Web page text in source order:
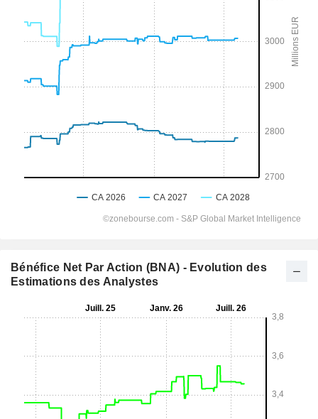
Bénéfice Net Par Action (BNA) - Evolution des
Estimations des Analystes